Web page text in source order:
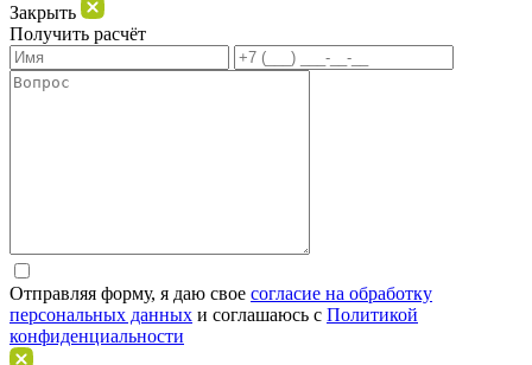
Закрыть
Получить расчёт
Отправляя форму, я даю свое согласие на обработку
персональных данных и соглашаюсь c Политикой
конфиденциальности